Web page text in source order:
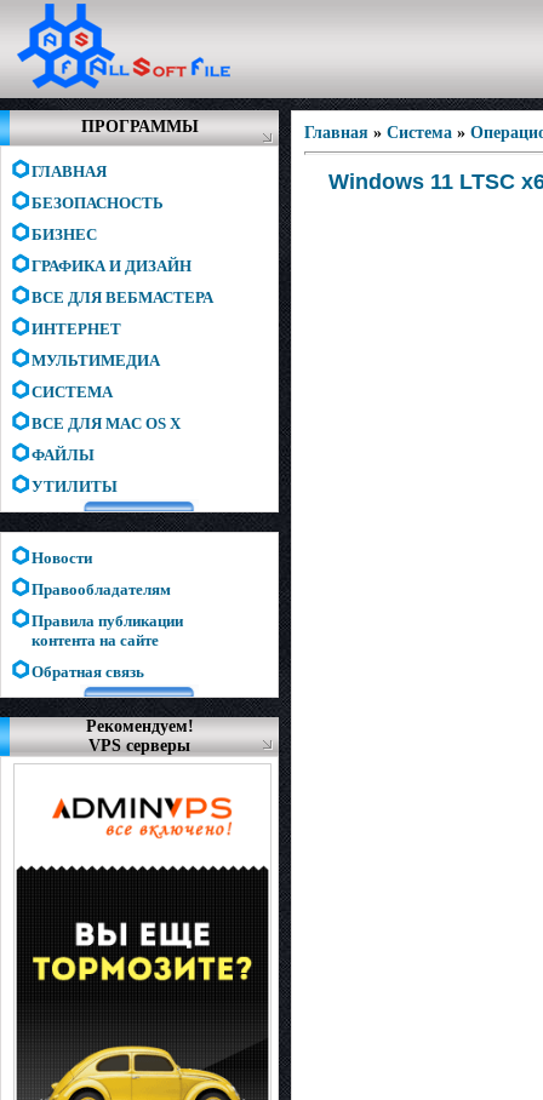
ПРОГРАММЫ
ГЛАВНАЯ
БЕЗОПАСНОСТЬ
БИЗНЕС
ГРАФИКА И ДИЗАЙН
ВСЕ ДЛЯ ВЕБМАСТЕРА
ИНТЕРНЕТ
МУЛЬТИМЕДИА
СИСТЕМА
ВСЕ ДЛЯ MAC OS X
ФАЙЛЫ
УТИЛИТЫ
Новости
Правообладателям
Правила публикации
контента на сайте
Обратная связь
Рекомендуем!
VPS серверы
Главная » Система »
Windows 11 LTSC